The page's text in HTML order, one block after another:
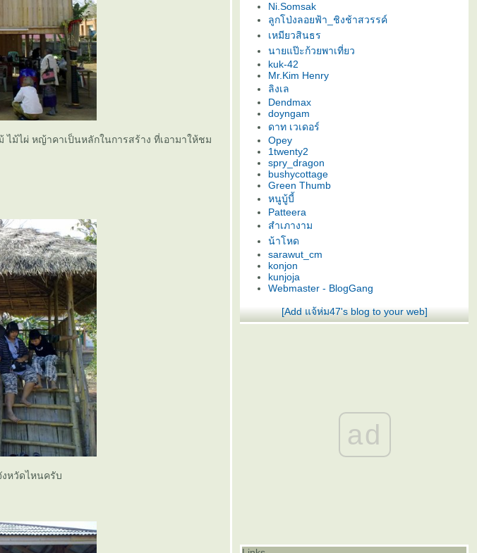
ม้ไผ่ หญ้าคาเป็นหลักในการสร้าง ที่เอามาให้ชม
หวัดไหนครับ
Ni.Somsak
ลูกโป่งลอยฟ้า_ชิงช้าสวรรค์
เหมียวสินธร
นายแป๊ะก้วยพาเที่ยว
kuk-42
Mr.Kim Henry
ลิงเล
Dendmax
doyngam
ดาท เวเดอร์
Opey
1twenty2
spry_dragon
bushycottage
Green Thumb
หนูบู้บี้
Patteera
สำเภางาม
น้าโหด
sarawut_cm
konjon
kunjoja
Webmaster - BlogGang
[Add แจ้ห่ม47's blog to your web]
ad